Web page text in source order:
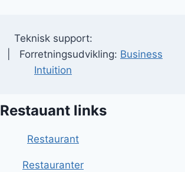
Teknisk support:
| Forretningsudvikling: Business
Intuition
Restauant links
Restaurant
Restauranter